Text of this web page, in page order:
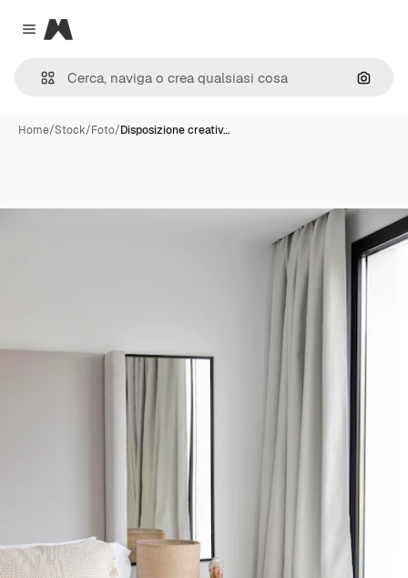
Close menu
Magnific
Cerca
Home/Stock/Foto/Disposizione creativ…